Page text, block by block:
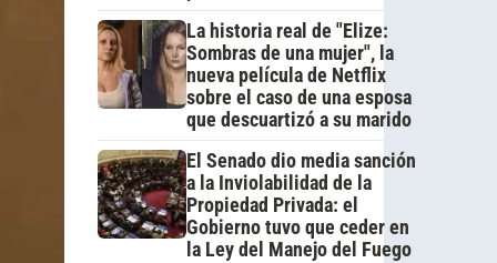
La historia real de "Elize:
Sombras de una mujer", la
nueva película de Netflix
sobre el caso de una esposa
que descuartizó a su marido
El Senado dio media sanción
a la Inviolabilidad de la
Propiedad Privada: el
Gobierno tuvo que ceder en
la Ley del Manejo del Fuego